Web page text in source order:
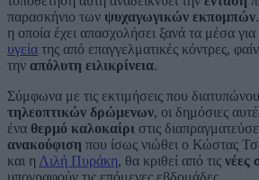
παρασκήνιο των ψυχαγωγικών εκπομπών
η οποία έχει απασχολήσει ξανά τα μέσα για
υγεία της από επαγγελματικές κόντρες,
την απόλυτη ειλικρίνεια.
Σύμφωνα με τις εκτιμήσεις που
τηλεοπτικών δρώμενων, οι δημόσιες
ένα θερμό καλοκαίρι στις
ανακούφιση που ίσως νιώθει ο Κώστας
και η Λιλή Πυράκη, θα κριθεί από τις νέες
υπογραφούν τις επόμενες εβδομάδες.